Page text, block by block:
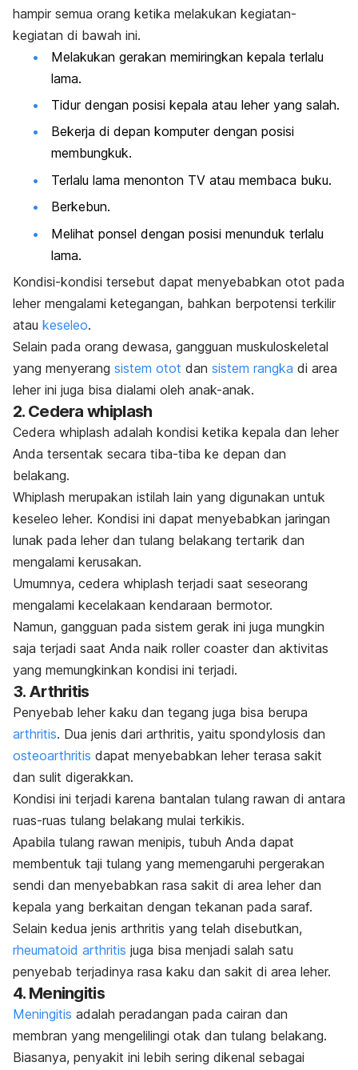
hampir semua orang ketika melakukan kegiatan-
kegiatan di bawah ini.
Melakukan gerakan memiringkan kepala terlalu
lama.
Tidur dengan posisi kepala atau leher yang salah.
Bekerja di depan komputer dengan posisi
membungkuk.
Terlalu lama menonton TV atau membaca buku.
Berkebun.
Melihat ponsel dengan posisi menunduk terlalu
lama.
Kondisi-kondisi tersebut dapat menyebabkan otot pada
leher mengalami ketegangan, bahkan berpotensi terkilir
atau keseleo.
Selain pada orang dewasa, gangguan muskuloskeletal
yang menyerang sistem otot dan sistem rangka di area
leher ini juga bisa dialami oleh anak-anak.
2. Cedera whiplash
Cedera whiplash adalah kondisi ketika kepala dan leher
Anda tersentak secara tiba-tiba ke depan dan
belakang.
Whiplash merupakan istilah lain yang digunakan untuk
keseleo leher. Kondisi ini dapat menyebabkan jaringan
lunak pada leher dan tulang belakang tertarik dan
mengalami kerusakan.
Umumnya, cedera whiplash terjadi saat seseorang
mengalami kecelakaan kendaraan bermotor.
Namun, gangguan pada sistem gerak ini juga mungkin
saja terjadi saat Anda naik roller coaster dan aktivitas
yang memungkinkan kondisi ini terjadi.
3. Arthritis
Penyebab leher kaku dan tegang juga bisa berupa
arthritis. Dua jenis dari arthritis, yaitu spondylosis dan
osteoarthritis dapat menyebabkan leher terasa sakit
dan sulit digerakkan.
Kondisi ini terjadi karena bantalan tulang rawan di antara
ruas-ruas tulang belakang mulai terkikis.
Apabila tulang rawan menipis, tubuh Anda dapat
membentuk taji tulang yang memengaruhi pergerakan
sendi dan menyebabkan rasa sakit di area leher dan
kepala yang berkaitan dengan tekanan pada saraf.
Selain kedua jenis arthritis yang telah disebutkan,
rheumatoid arthritis juga bisa menjadi salah satu
penyebab terjadinya rasa kaku dan sakit di area leher.
4. Meningitis
Meningitis adalah peradangan pada cairan dan
membran yang mengelilingi otak dan tulang belakang.
Biasanya, penyakit ini lebih sering dikenal sebagai